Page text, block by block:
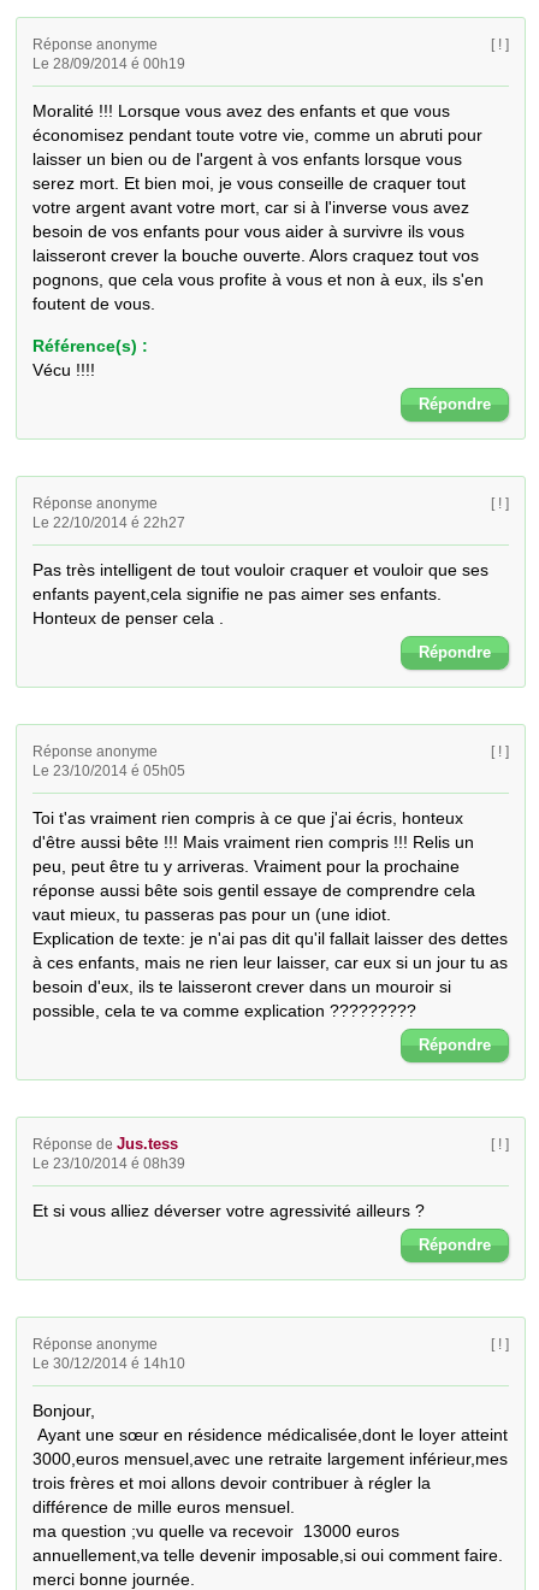
Réponse anonyme
Le 28/09/2014 é 00h19
[ ! ]
Moralité !!! Lorsque vous avez des enfants et que vous
économisez pendant toute votre vie, comme un abruti pour
laisser un bien ou de l'argent à vos enfants lorsque vous
serez mort. Et bien moi, je vous conseille de craquer tout
votre argent avant votre mort, car si à l'inverse vous avez
besoin de vos enfants pour vous aider à survivre ils vous
laisseront crever la bouche ouverte. Alors craquez tout vos
pognons, que cela vous profite à vous et non à eux, ils s'en
foutent de vous.
Référence(s) :
Vécu !!!!
Répondre
Réponse anonyme
Le 22/10/2014 é 22h27
[ ! ]
Pas très intelligent de tout vouloir craquer et vouloir que ses
enfants payent,cela signifie ne pas aimer ses enfants.
Honteux de penser cela .
Répondre
Réponse anonyme
Le 23/10/2014 é 05h05
[ ! ]
Toi t'as vraiment rien compris à ce que j'ai écris, honteux
d'être aussi bête !!! Mais vraiment rien compris !!! Relis un
peu, peut être tu y arriveras. Vraiment pour la prochaine
réponse aussi bête sois gentil essaye de comprendre cela
vaut mieux, tu passeras pas pour un (une idiot.
Explication de texte: je n'ai pas dit qu'il fallait laisser des dettes
à ces enfants, mais ne rien leur laisser, car eux si un jour tu as
besoin d'eux, ils te laisseront crever dans un mouroir si
possible, cela te va comme explication ?????????
Répondre
Réponse deJus.tess
Le 23/10/2014 é 08h39
[ ! ]
Et si vous alliez déverser votre agressivité ailleurs ?
Répondre
Réponse anonyme
Le 30/12/2014 é 14h10
[ ! ]
Bonjour,
Ayant une sœur en résidence médicalisée,dont le loyer atteint
3000,euros mensuel,avec une retraite largement inférieur,mes
trois frères et moi allons devoir contribuer à régler la
différence de mille euros mensuel.
ma question ;vu quelle va recevoir  13000 euros
annuellement,va telle devenir imposable,si oui comment faire.
merci bonne journée.